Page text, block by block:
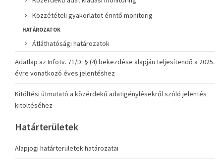
Közzétételi gyakorlatot érintő monitorig
HATÁROZATOK
Átláthatósági határozatok
Adatlap az Infotv. 71/D. § (4) bekezdése alapján teljesítendő a 2025.
évre vonatkozó éves jelentéshez
Kitöltési útmutató a közérdekű adatigénylésekről szóló jelentés
kitöltéséhez
Határterületek
Alapjogi határterületek határozatai